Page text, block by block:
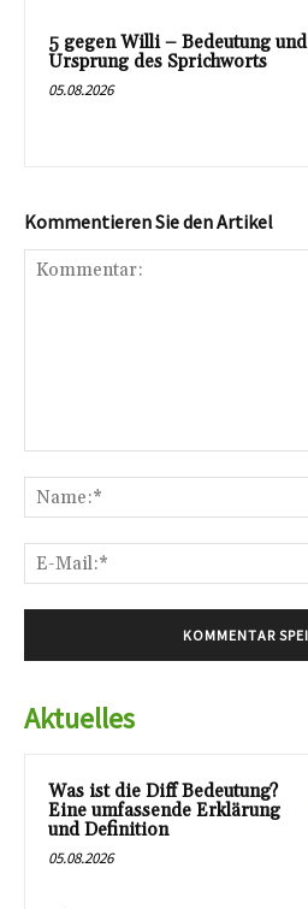
5 gegen Willi – Bedeutung und
Ursprung des Sprichworts
05.08.2026
Kommentieren Sie den Artikel
Aktuelles
Was ist die Diff Bedeutung?
Eine umfassende Erklärung
und Definition
05.08.2026